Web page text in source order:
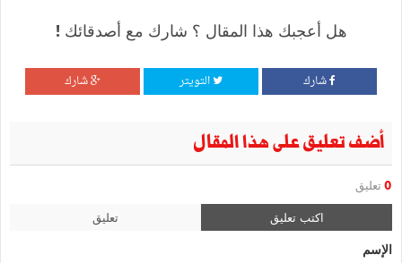
هل أعجبك هذا المقال ؟ شارك مع أصدقائك !
شارك التويتر شارك
أضف تعليق على هذا المقال
0 تعليق
اكتب تعليق تعليق
الإسم